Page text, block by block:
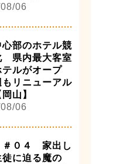
06
心部のホテル競
県内最大客室
ルがオープ
リニューアル
山】
06
０４ 家出し
に迫る魔の